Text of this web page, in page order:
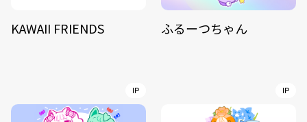
KAWAII FRIENDS ふるーつちゃん
IP IP